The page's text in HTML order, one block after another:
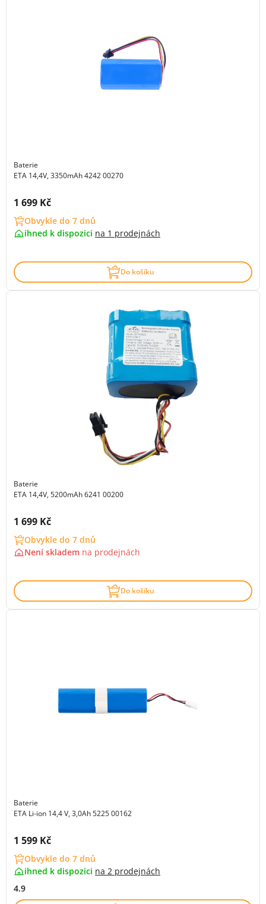
Baterie
ETA 14,4V, 3350mAh 4242 00270
Cena s DPH:
1 699 Kč
Obvykle do 7 dnů
ihned k dispozici na 1 prodejnách
Do košíku
Baterie
ETA 14,4V, 5200mAh 6241 00200
Cena s DPH:
1 699 Kč
Obvykle do 7 dnů
Není skladem na prodejnách
Do košíku
Baterie
ETA Li-ion 14,4 V, 3,0Ah 5225 00162
Cena s DPH:
1 599 Kč
Obvykle do 7 dnů
ihned k dispozici na 2 prodejnách
4.9